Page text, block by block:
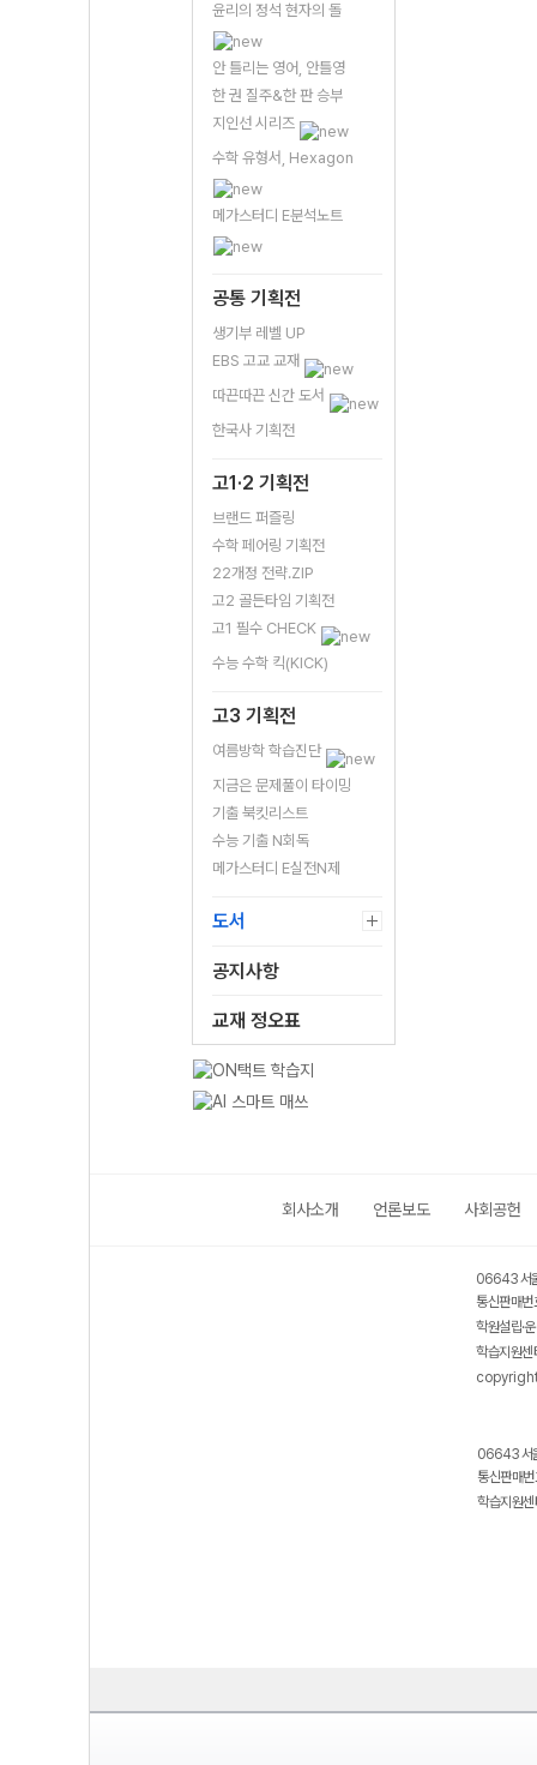
윤리의 정석 현자의 돌
안 틀리는 영어, 안틀영
한 권 질주&한 판 승부
지인선 시리즈
수학 유형서, Hexagon
메가스터디 E분석노트
공통 기획전
생기부 레벨 UP
EBS 고교 교재
따끈따끈 신간 도서
한국사 기획전
고1·2 기획전
브랜드 퍼즐링
수학 페어링 기획전
22개정 전략.ZIP
고2 골든타임 기획전
고1 필수 CHECK
수능 수학 킥(KICK)
고3 기획전
여름방학 학습진단
지금은 문제풀이 타이밍
기출 북킷리스트
수능 기출 N회독
메가스터디 E실전N제
도서
공지사항
교재 정오표
회사소개 언론보도 사회공헌
06643 서
통신판매
학원설립·
학습지원
06643 서
통신판매
학습지원